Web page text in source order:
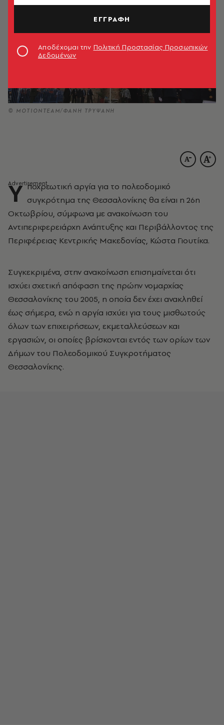
© ΜΟΤΙΟΝΤΕΑΜ/ΦΑΝΗ ΤΡΥΨΑΝΗ
Υ ποχρεωτική αργία για το πολεοδομικό
συγκρότημα της Θεσσαλονίκης θα είναι η 26η
Οκτωβρίου, σύμφωνα με ανακοίνωση του
Αντιπεριφερειάρχη Ανάπτυξης και Περιβάλλοντος της
Περιφέρειας Κεντρικής Μακεδονίας, Κώστα Γιουτίκα.
Συγκεκριμένα, στην ανακοίνωση επισημαίνεται ότι
ισχύει σχετική απόφαση της πρώην νομαρχίας
Θεσσαλονίκης του 2005, η οποία δεν έχει ανακληθεί
έως σήμερα, ενώ η αργία ισχύει για τους μισθωτούς
όλων των επιχειρήσεων, εκμεταλλεύσεων και
εργασιών, οι οποίες βρίσκονται εντός των ορίων των
Δήμων του Πολεοδομικού Συγκροτήματος
Θεσσαλονίκης.
ΕΓΓΡΑΦΗ
Αποδέχομαι την Πολιτική Προστασίας Προσωπικών
Δεδομένων